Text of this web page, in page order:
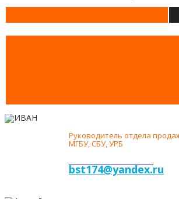
Руководитель отдела
МГБУ, СБУ, УРБ
bst174@yandex.ru